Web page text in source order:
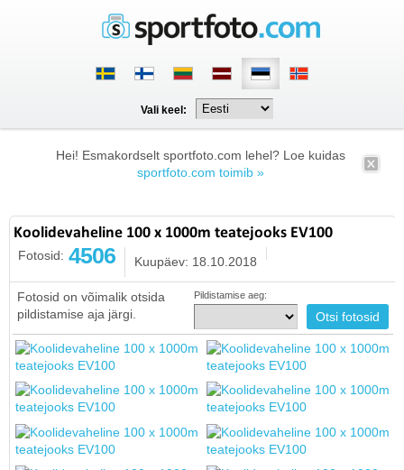
Vali keel:
Hei! Esmakordselt sportfoto.com lehel? Loe kuidas
sportfoto.com toimib »
Koolidevaheline 100 x 1000m teatejooks EV100
Fotosid: 4506 Kuupäev: 18.10.2018
Fotosid on võimalik otsida
pildistamise aja järgi.
Pildistamise aeg: